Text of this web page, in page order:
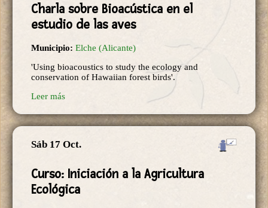
Charla sobre Bioacústica en el
estudio de las aves
Municipio: Elche (Alicante)
'Using bioacoustics to study the ecology and
conservation of Hawaiian forest birds'.
Leer más
Sáb 17 Oct.
Curso: Iniciación a la Agricultura
Ecológica